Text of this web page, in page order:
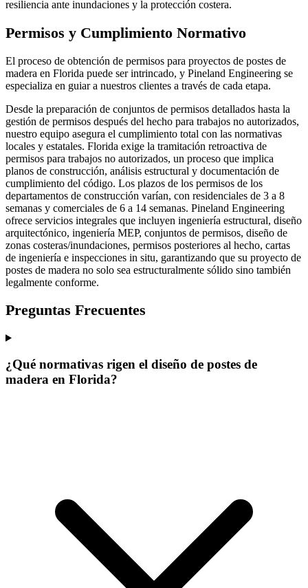
resiliencia ante inundaciones y la protección costera.
Permisos y Cumplimiento Normativo
El proceso de obtención de permisos para proyectos de postes de
madera en Florida puede ser intrincado, y Pineland Engineering se
especializa en guiar a nuestros clientes a través de cada etapa.
Desde la preparación de conjuntos de permisos detallados hasta la
gestión de permisos después del hecho para trabajos no autorizados,
nuestro equipo asegura el cumplimiento total con las normativas
locales y estatales. Florida exige la tramitación retroactiva de
permisos para trabajos no autorizados, un proceso que implica
planos de construcción, análisis estructural y documentación de
cumplimiento del código. Los plazos de los permisos de los
departamentos de construcción varían, con residenciales de 3 a 8
semanas y comerciales de 6 a 14 semanas. Pineland Engineering
ofrece servicios integrales que incluyen ingeniería estructural, diseño
arquitectónico, ingeniería MEP, conjuntos de permisos, diseño de
zonas costeras/inundaciones, permisos posteriores al hecho, cartas
de ingeniería e inspecciones in situ, garantizando que su proyecto de
postes de madera no solo sea estructuralmente sólido sino también
legalmente conforme.
Preguntas Frecuentes
¿Qué normativas rigen el diseño de postes de
madera en Florida?